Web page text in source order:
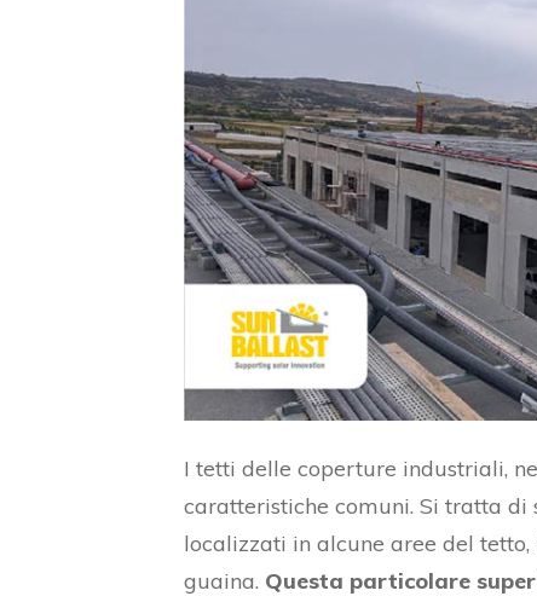
I tetti delle coperture industriali,
caratteristiche comuni. Si tratta di
localizzati in alcune aree del
guaina. Questa particolare